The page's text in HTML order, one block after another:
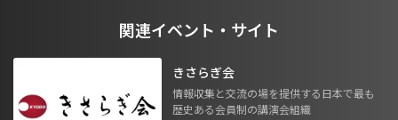
関連イベント・サイト
きさらぎ会
情報収集と交流の場を提供する日本で最も
歴史ある会員制の講演会組織